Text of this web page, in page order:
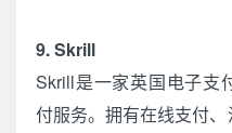
9. Skrill
Skrill是一家英国电子支
付服务。拥有在线支付